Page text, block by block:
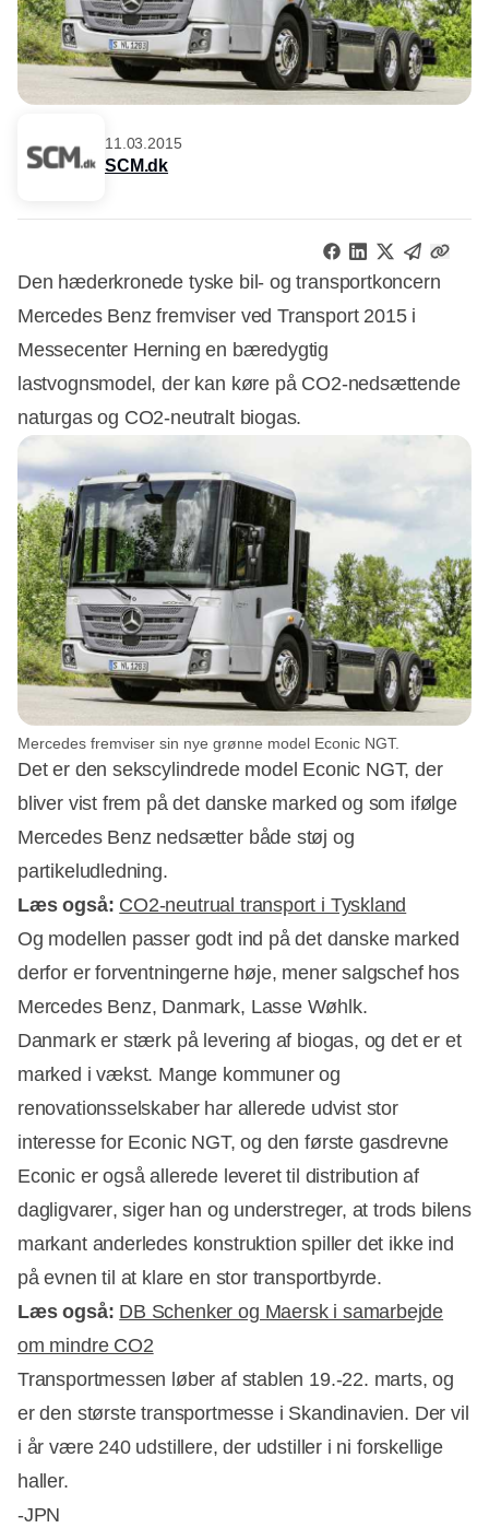
11.03.2015
SCM.dk
Den hæderkronede tyske bil- og transportkoncern
Mercedes Benz fremviser ved Transport 2015 i
Messecenter Herning en bæredygtig
lastvognsmodel, der kan køre på CO2-nedsættende
naturgas og CO2-neutralt biogas.
Annonce
Mercedes fremviser sin nye grønne model Econic NGT.
Det er den sekscylindrede model Econic NGT, der
bliver vist frem på det danske marked og som ifølge
Mercedes Benz nedsætter både støj og
partikeludledning.
Læs også: CO2-neutrual transport i Tyskland
Og modellen passer godt ind på det danske marked 
derfor er forventningerne høje, mener salgschef hos
Mercedes Benz, Danmark, Lasse Wøhlk.
Danmark er stærk på levering af biogas, og det er et
marked i vækst. Mange kommuner og
renovationsselskaber har allerede udvist stor
interesse for Econic NGT, og den første gasdrevne
Econic er også allerede leveret til distribution af
dagligvarer, siger han og understreger, at trods bilens
markant anderledes konstruktion spiller det ikke ind
på evnen til at klare en stor transportbyrde.
Læs også: DB Schenker og Maersk i samarbejde
om mindre CO2
Transportmessen løber af stablen 19.-22. marts, og
er den største transportmesse i Skandinavien. Der vil
i år være 240 udstillere, der udstiller i ni forskellige
haller.
-JPN